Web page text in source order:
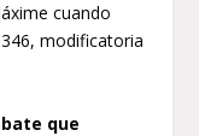
cuando
modificatoria
que